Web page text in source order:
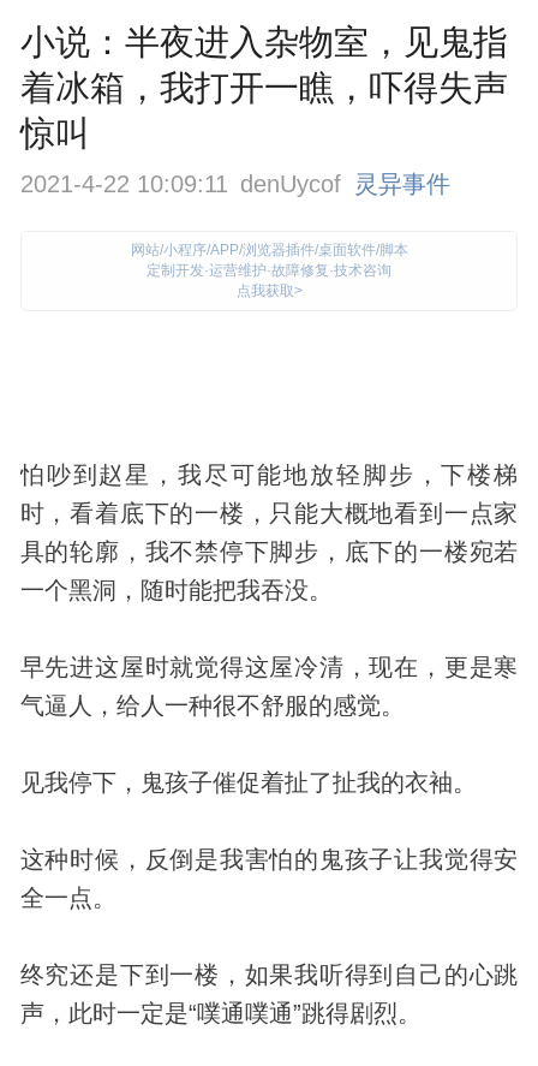
小说：半夜进入杂物室，见鬼指
着冰箱，我打开一瞧，吓得失声
惊叫
2021-4-22 10:09:11 denUycof 灵异事件
网站/小程序/APP/浏览器插件/桌面软件/脚本
定制开发·运营维护·故障修复·技术咨询
点我获取>
怕吵到赵星，我尽可能地放轻脚步，下楼梯
时，看着底下的一楼，只能大概地看到一点家
具的轮廓，我不禁停下脚步，底下的一楼宛若
一个黑洞，随时能把我吞没。
早先进这屋时就觉得这屋冷清，现在，更是寒
气逼人，给人一种很不舒服的感觉。
见我停下，鬼孩子催促着扯了扯我的衣袖。
这种时候，反倒是我害怕的鬼孩子让我觉得安
全一点。
终究还是下到一楼，如果我听得到自己的心跳
声，此时一定是“噗通噗通”跳得剧烈。